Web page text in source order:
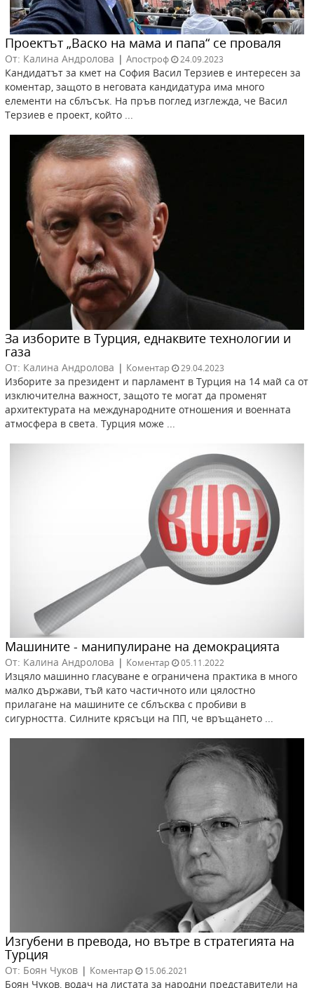
Проектът „Васко на мама и папа“ се проваля
От: Калина Андролова | Апостроф 24.09.2023
Кандидатът за кмет на София Васил Терзиев е интересен за
коментар, защото в неговата кандидатура има много
елементи на сблъсък. На пръв поглед изглежда, че Васил
Терзиев е проект, който ...
За изборите в Турция, еднаквите технологии и
газа
От: Калина Андролова | Коментар 29.04.2023
Изборите за президент и парламент в Турция на 14 май са от
изключителна важност, защото те могат да променят
архитектурата на международните отношения и военната
атмосфера в света. Турция може ...
Машините - манипулиране на демокрацията
От: Калина Андролова | Коментар 05.11.2022
Изцяло машинно гласуване е ограничена практика в много
малко държави, тъй като частичното или цялостно
прилагане на машините се сблъсква с пробиви в
сигурността. Силните крясъци на ПП, че връщането ...
Изгубени в превода, но вътре в стратегията на
Турция
От: Боян Чуков | Коментар 15.06.2021
Боян Чуков, водач на листата за народни представители на